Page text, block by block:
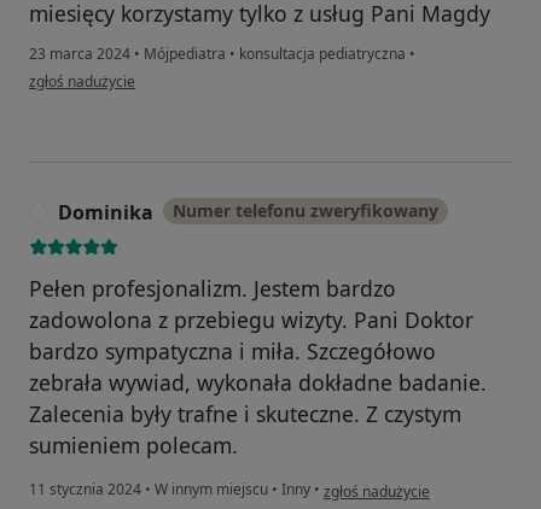
miesięcy korzystamy tylko z usług Pani Magdy
23 marca 2024 • Mójpediatra • konsultacja pediatryczna •
w opinii użytkownika Bohdan
zgłoś nadużycie
Dominika Numer telefonu zweryfikowany
Pełen profesjonalizm. Jestem bardzo
zadowolona z przebiegu wizyty. Pani Doktor
bardzo sympatyczna i miła. Szczegółowo
zebrała wywiad, wykonała dokładne badanie.
Zalecenia były trafne i skuteczne. Z czystym
sumieniem polecam.
11 stycznia 2024 • W innym miejscu • Inny • w opinii użytkownika Dominika
zgłoś nadużycie